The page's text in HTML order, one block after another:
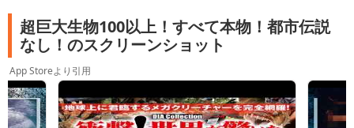
超巨大生物100以上！すべて本物！都市伝説
なし！のスクリーンショット
App Storeより引用